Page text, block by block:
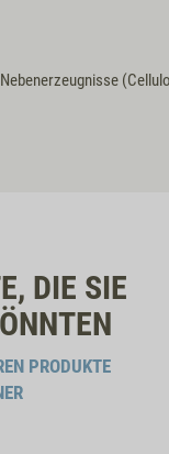
DIE SIE
PRODUKTE